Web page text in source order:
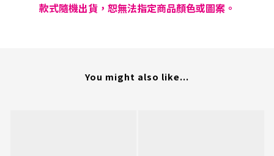
款式隨機出貨，恕無法指定商品顏色或圖案。
You might also like...